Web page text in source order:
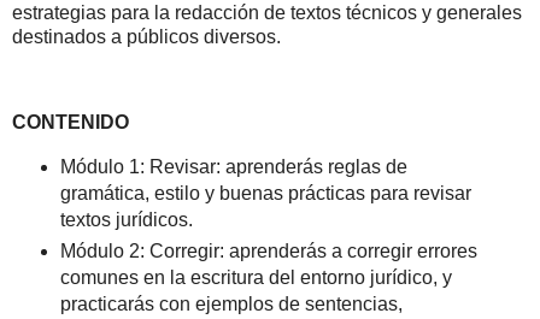
estrategias para la redacción de textos técnicos y generales
destinados a públicos diversos.
CONTENIDO
Módulo 1: Revisar: aprenderás reglas de
gramática, estilo y buenas prácticas para revisar
textos jurídicos.
Módulo 2: Corregir: aprenderás a corregir errores
comunes en la escritura del entorno jurídico, y
practicarás con ejemplos de sentencias,